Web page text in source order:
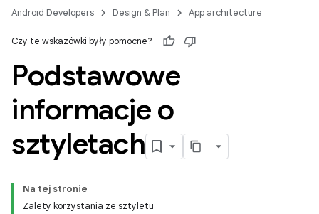
Android Developers Design & Plan App architecture
Czy te wskazówki były pomocne?
Podstawowe
informacje o
sztyletach
Na tej stronie
Zalety korzystania ze sztyletu